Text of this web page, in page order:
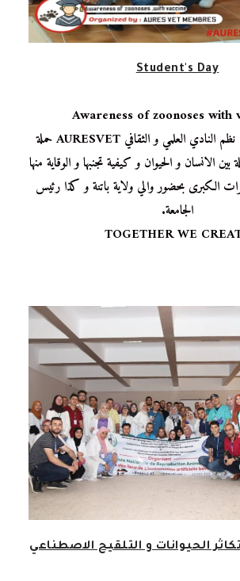
Student's Day
Awareness of zoonoses with
بمناسبة يوم الطالب، نظم النادي العلمي و الثقافي AURESVET حملة
الانسان و الحيوان و كيفية تجنبها و الوقاية منها
الكبرى بحضور والي ولاية باتنة و كذا رئيس
الجامعة.
TOGETHER WE
الحيوانات و التلقيح الاصطناعي